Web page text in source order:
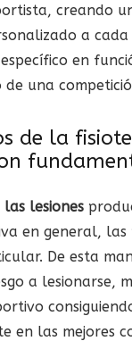
creando
a cada
en
de una
de la
las lesiones
en general, las
De esta
a lesionarse,
en las mejores